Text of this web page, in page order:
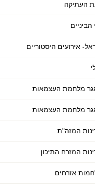
העתיקה
הביניים
אירועים היסטוריים
מלחמת העצמאות
מלחמת העצמאות
המזה"ת
המזרח התיכון
אזרחים